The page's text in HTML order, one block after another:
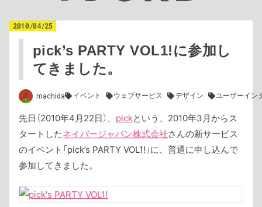
pick’s PARTY VOL1!に参加し
てきました。
2010/04/25
machida イベント ウェブサービス デザイン ユーザーイン
先日（2010年4月22日）、 pickという、2010年3月からス
タートしたネイバージャパン株式会社さんの新サービス
のイベント「pick’s PARTY VOL1!」に、普通に申し込んで
参加してきました。